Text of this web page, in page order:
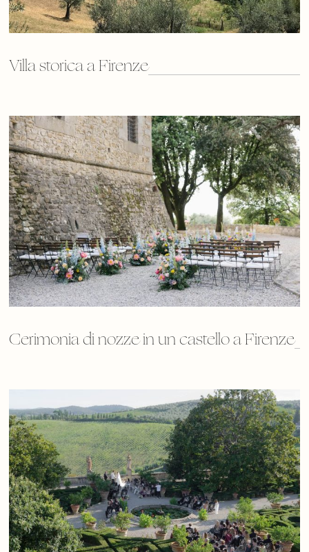
Villa storica a Firenze
Cerimonia di nozze in un castello a Firenze